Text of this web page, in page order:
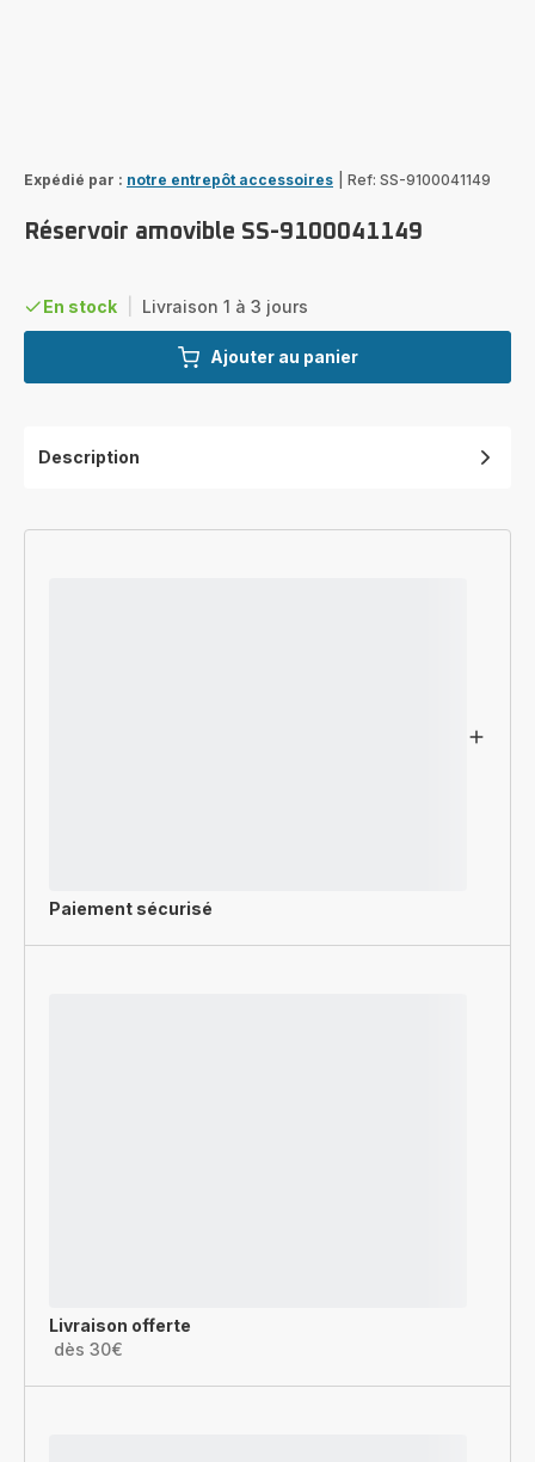
Expédié par : notre entrepôt accessoires Ref: SS-9100041149
Réservoir amovible SS-9100041149
En stock Livraison 1 à 3 jours
Ajouter au panier
Description
Paiement sécurisé
Livraison offerte
dès 30€